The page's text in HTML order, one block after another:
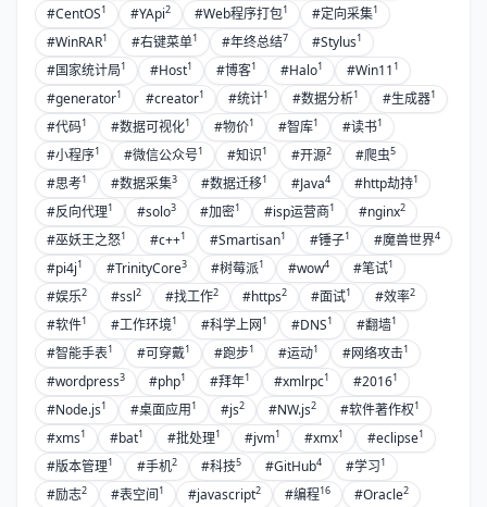
#CentOS1 #YApi2 #Web程序打包1 #定向采集1
#WinRAR1 #右键菜单1 #年终总结7 #Stylus1
#国家统计局1 #Host1 #博客1 #Halo1 #Win11 1
#generator1 #creator1 #统计1 #数据分析1 #生成器1
#代码1 #数据可视化1 #物价1 #智库1 #读书1
#小程序1 #微信公众号1 #知识1 #开源2 #爬虫5
#思考1 #数据采集3 #数据迁移1 #Java4 #http劫持1
#反向代理1 #solo3 #加密1 #isp运营商1 #nginx2
#巫妖王之怒1 #c++1 #Smartisan1 #锤子1 #魔兽世界4
#pi4j1 #TrinityCore3 #树莓派1 #wow4 #笔试1
#娱乐2 #ssl2 #找工作2 #https2 #面试1 #效率2
#软件1 #工作环境1 #科学上网1 #DNS1 #翻墙1
#智能手表1 #可穿戴1 #跑步1 #运动1 #网络攻击1
#wordpress3 #php1 #拜年1 #xmlrpc1 #20161
#Node.js1 #桌面应用1 #js2 #NW.js2 #软件著作权1
#xms1 #bat1 #批处理1 #jvm1 #xmx1 #eclipse1
#版本管理1 #手机2 #科技5 #GitHub4 #学习1
#励志2 #表空间1 #javascript2 #编程16 #Oracle2